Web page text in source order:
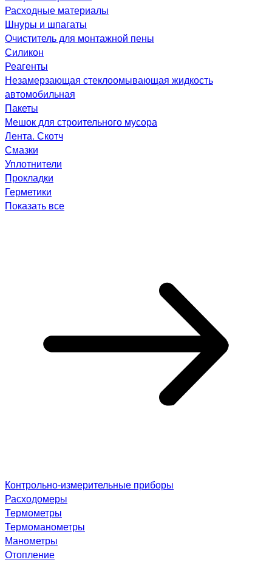
Расходные материалы
Шнуры и шпагаты
Очиститель для монтажной пены
Силикон
Реагенты
Незамерзающая стеклоомывающая жидкость
автомобильная
Пакеты
Мешок для строительного мусора
Лента. Скотч
Смазки
Уплотнители
Прокладки
Герметики
Показать все
Контрольно-измерительные приборы
Расходомеры
Термометры
Термоманометры
Манометры
Отопление